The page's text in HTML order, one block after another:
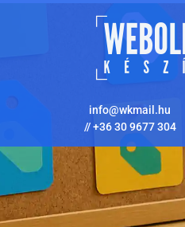
info@wkmail.hu
//+36 30 9677 304